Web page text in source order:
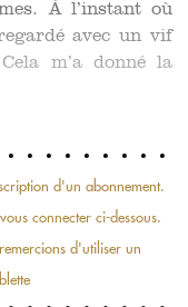
À l’instant où
avec un vif
m’a donné la
d'un abonnement.
connecter ci-dessous.
d'utiliser un